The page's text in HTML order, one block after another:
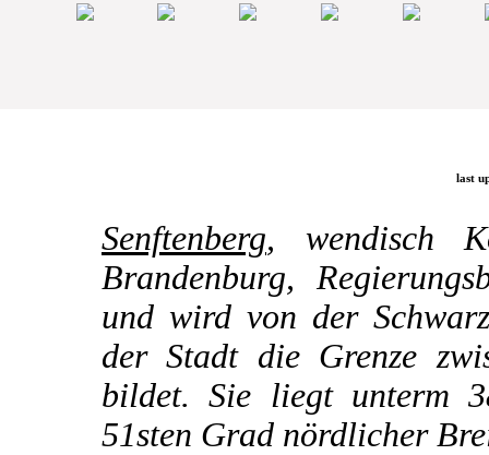
last
Senftenberg, wendisch
Brandenburg,
und wird von der
der Stadt die Grenze
bildet. Sie liegt unterm
51sten Grad nördlicher